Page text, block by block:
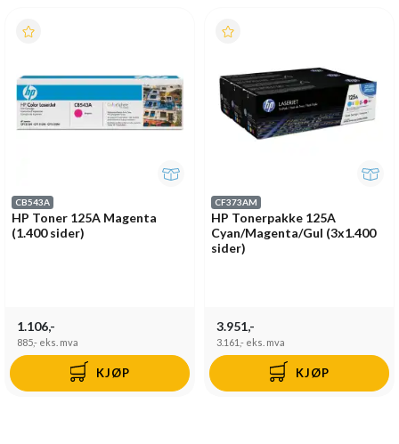
CB543A
HP Toner 125A Magenta
(1.400 sider)
1.106,-
885,- eks. mva
KJØP
CF373AM
HP Tonerpakke 125A
Cyan/Magenta/Gul (3x1.400
sider)
3.951,-
3.161,- eks. mva
KJØP